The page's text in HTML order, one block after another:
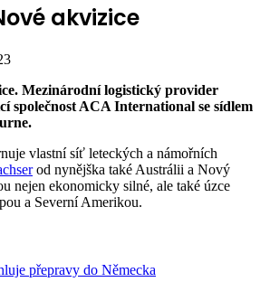
akvizice
Mezinárodní logistický provider
společnost ACA International se sídlem
vlastní síť leteckých a námořních
od nynějška také Austrálii a Nový
nejen ekonomicky silné, ale také úzce
a Severní Amerikou.